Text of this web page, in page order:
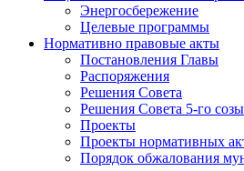
Энергосбережение
Целевые программы
Нормативно правовые акты
Постановления Главы
Распоряжения
Решения Совета
Решения Совета 5-го
Проекты
Проекты нормативных
Порядок обжалования